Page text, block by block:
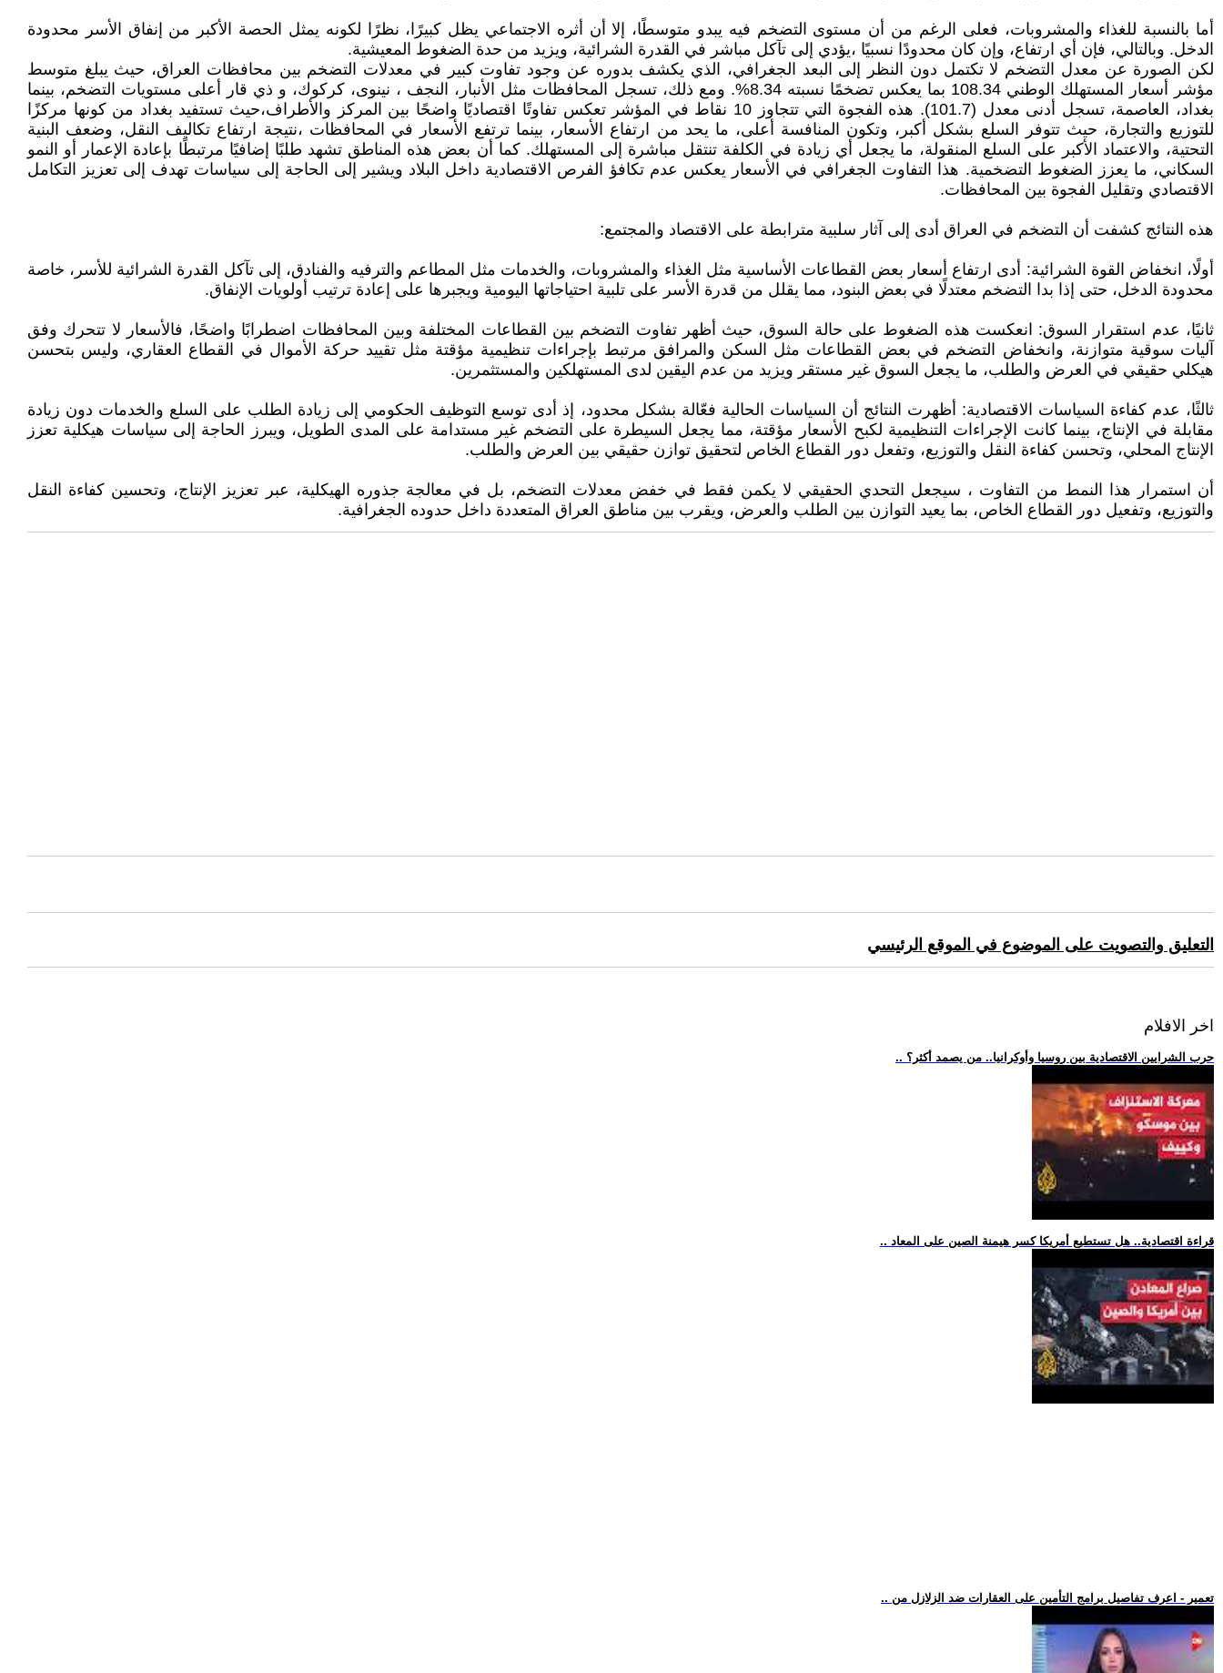
أما بالنسبة للغذاء والمشروبات، فعلى الرغم من أن مستوى التضخم فيه يبدو متوسطًا، إلا أن أثره الاجتماعي يظل كبيرًا، نظرًا لكونه يمثل الحصة الأكبر من إنفاق الأسر محدودة
الدخل. وبالتالي، فإن أي ارتفاع، وإن كان محدودًا نسبيًا ،يؤدي إلى تآكل مباشر في القدرة الشرائية، ويزيد من حدة الضغوط المعيشية.
لكن الصورة عن معدل التضخم لا تكتمل دون النظر إلى البعد الجغرافي، الذي يكشف بدوره عن وجود تفاوت كبير في معدلات التضخم بين محافظات العراق، حيث يبلغ متوسط
مؤشر أسعار المستهلك الوطني 108.34 بما يعكس تضخمًا نسبته 8.34%. ومع ذلك، تسجل المحافظات مثل الأنبار، النجف ، نينوى، كركوك، و ذي قار أعلى مستويات التضخم، بينما
بغداد، العاصمة، تسجل أدنى معدل (101.7). هذه الفجوة التي تتجاوز 10 نقاط في المؤشر تعكس تفاوتًا اقتصاديًا واضحًا بين المركز والأطراف،حيث تستفيد بغداد من كونها مركزًا
للتوزيع والتجارة، حيث تتوفر السلع بشكل أكبر، وتكون المنافسة أعلى، ما يحد من ارتفاع الأسعار، بينما ترتفع الأسعار في المحافظات ،نتيجة ارتفاع تكاليف النقل، وضعف البنية
التحتية، والاعتماد الأكبر على السلع المنقولة، ما يجعل أي زيادة في الكلفة تنتقل مباشرة إلى المستهلك. كما أن بعض هذه المناطق تشهد طلبًا إضافيًا مرتبطًا بإعادة الإعمار أو النمو
السكاني، ما يعزز الضغوط التضخمية. هذا التفاوت الجغرافي في الأسعار يعكس عدم تكافؤ الفرص الاقتصادية داخل البلاد ويشير إلى الحاجة إلى سياسات تهدف إلى تعزيز التكامل
الاقتصادي وتقليل الفجوة بين المحافظات.
هذه النتائج كشفت أن التضخم في العراق أدى إلى آثار سلبية مترابطة على الاقتصاد والمجتمع:
أولًا، انخفاض القوة الشرائية: أدى ارتفاع أسعار بعض القطاعات الأساسية مثل الغذاء والمشروبات، والخدمات مثل المطاعم والترفيه والفنادق، إلى تآكل القدرة الشرائية للأسر، خاصة
محدودة الدخل، حتى إذا بدا التضخم معتدلًا في بعض البنود، مما يقلل من قدرة الأسر على تلبية احتياجاتها اليومية ويجبرها على إعادة ترتيب أولويات الإنفاق.
ثانيًا، عدم استقرار السوق: انعكست هذه الضغوط على حالة السوق، حيث أظهر تفاوت التضخم بين القطاعات المختلفة وبين المحافظات اضطرابًا واضحًا، فالأسعار لا تتحرك وفق
آليات سوقية متوازنة، وانخفاض التضخم في بعض القطاعات مثل السكن والمرافق مرتبط بإجراءات تنظيمية مؤقتة مثل تقييد حركة الأموال في القطاع العقاري، وليس بتحسن
هيكلي حقيقي في العرض والطلب، ما يجعل السوق غير مستقر ويزيد من عدم اليقين لدى المستهلكين والمستثمرين.
ثالثًا، عدم كفاءة السياسات الاقتصادية: أظهرت النتائج أن السياسات الحالية فعّالة بشكل محدود، إذ أدى توسع التوظيف الحكومي إلى زيادة الطلب على السلع والخدمات دون زيادة
مقابلة في الإنتاج، بينما كانت الإجراءات التنظيمية لكبح الأسعار مؤقتة، مما يجعل السيطرة على التضخم غير مستدامة على المدى الطويل، ويبرز الحاجة إلى سياسات هيكلية تعزز
الإنتاج المحلي، وتحسن كفاءة النقل والتوزيع، وتفعل دور القطاع الخاص لتحقيق توازن حقيقي بين العرض والطلب.
أن استمرار هذا النمط من التفاوت ، سيجعل التحدي الحقيقي لا يكمن فقط في خفض معدلات التضخم، بل في معالجة جذوره الهيكلية، عبر تعزيز الإنتاج، وتحسين كفاءة النقل
والتوزيع، وتفعيل دور القطاع الخاص، بما يعيد التوازن بين الطلب والعرض، ويقرب بين مناطق العراق المتعددة داخل حدوده الجغرافية.
التعليق والتصويت على الموضوع في الموقع الرئيسي
اخر الافلام
.. حرب الشرايين الاقتصادية بين روسيا وأوكرانيا.. من يصمد أكثر؟
.. قراءة اقتصادية.. هل تستطيع أمريكا كسر هيمنة الصين على المعاد
.. تعمير - اعرف تفاصيل برامج التأمين على العقارات ضد الزلازل من